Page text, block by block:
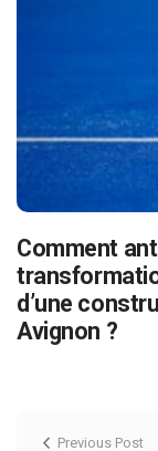
Comment
d’une
Avignon ?
Previous Post